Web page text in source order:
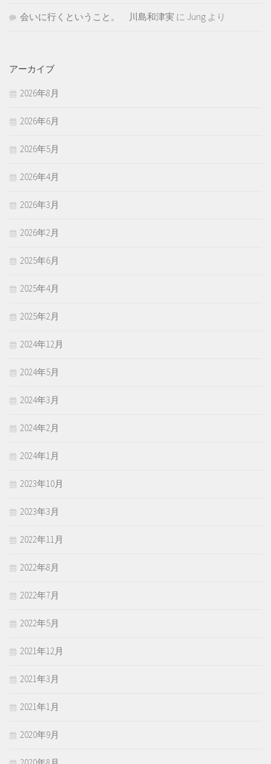
会いに行くということ。 川島和津実 に Jung より
アーカイブ
2026年8月
2026年6月
2026年5月
2026年4月
2026年3月
2026年2月
2025年6月
2025年4月
2025年2月
2024年12月
2024年5月
2024年3月
2024年2月
2024年1月
2023年10月
2023年3月
2022年11月
2022年8月
2022年7月
2022年5月
2021年12月
2021年3月
2021年1月
2020年9月